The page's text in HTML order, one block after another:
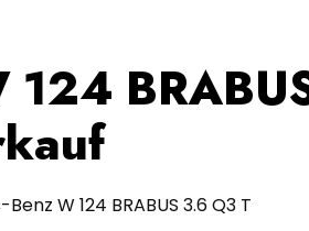
124
W 124 BRABUS 3.6 Q3 T